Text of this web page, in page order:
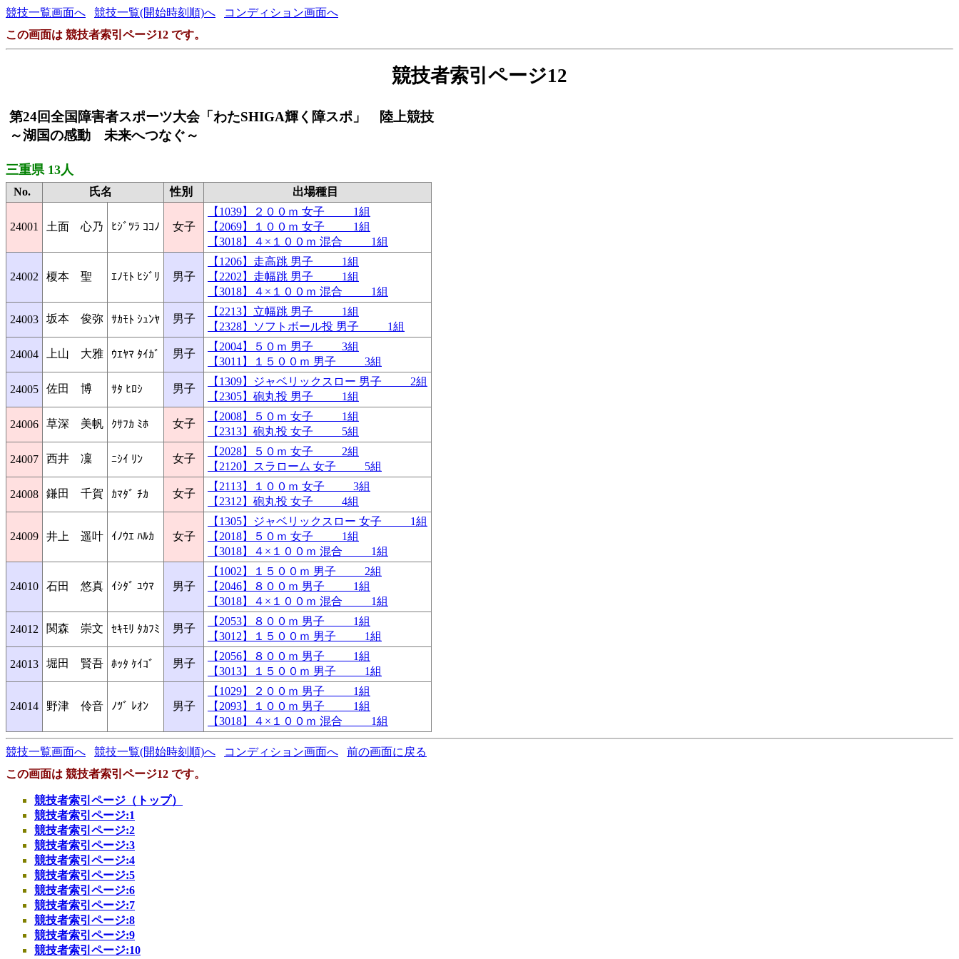
競技一覧画面へ 競技一覧(開始時刻順)へ
コンディション画面へ
この画面は 競技者索引ページ12 です。
競技者索引ページ12
第24回全国障害者スポーツ大会「わたSHIGA輝く障スポ」 陸上競技
～湖国の感動 未来へつなぐ～
三重県 13人
No. 氏名 性別 出場種目
24001 土面 心乃 ﾋｼﾞﾂﾗ ｺｺﾉ 女子
【1039】２００ｍ 女子 1組
【2069】１００ｍ 女子 1組
【3018】４×１００ｍ 混合 1組
24002 榎本 聖 ｴﾉﾓﾄ ﾋｼﾞﾘ 男子
【1206】走高跳 男子 1組
【2202】走幅跳 男子 1組
【3018】４×１００ｍ 混合 1組
24003 坂本 俊弥 ｻｶﾓﾄ ｼｭﾝﾔ 男子
【2213】立幅跳 男子 1組
【2328】ソフトボール投 男子 1組
24004 上山 大雅 ｳｴﾔﾏ ﾀｲｶﾞ 男子
【2004】５０ｍ 男子 3組
【3011】１５００ｍ 男子 3組
24005 佐田 博 ｻﾀ ﾋﾛｼ 男子
【1309】ジャベリックスロー 男子 2組
【2305】砲丸投 男子 1組
24006 草深 美帆 ｸｻﾌｶ ﾐﾎ 女子
【2008】５０ｍ 女子 1組
【2313】砲丸投 女子 5組
24007 西井 凜 ﾆｼｲ ﾘﾝ 女子
【2028】５０ｍ 女子 2組
【2120】スラローム 女子 5組
24008 鎌田 千賀 ｶﾏﾀﾞ ﾁｶ 女子
【2113】１００ｍ 女子 3組
【2312】砲丸投 女子 4組
24009 井上 遥叶 ｲﾉｳｴ ﾊﾙｶ 女子
【1305】ジャベリックスロー 女子 1組
【2018】５０ｍ 女子 1組
【3018】４×１００ｍ 混合 1組
24010 石田 悠真 ｲｼﾀﾞ ﾕｳﾏ 男子
【1002】１５００ｍ 男子 2組
【2046】８００ｍ 男子 1組
【3018】４×１００ｍ 混合 1組
24012 関森 崇文 ｾｷﾓﾘ ﾀｶﾌﾐ 男子
【2053】８００ｍ 男子 1組
【3012】１５００ｍ 男子 1組
24013 堀田 賢吾 ﾎｯﾀ ｹｲｺﾞ 男子
【2056】８００ｍ 男子 1組
【3013】１５００ｍ 男子 1組
24014 野津 伶音 ﾉﾂﾞ ﾚｵﾝ 男子
【1029】２００ｍ 男子 1組
【2093】１００ｍ 男子 1組
【3018】４×１００ｍ 混合 1組
競技一覧画面へ 競技一覧(開始時刻順)へ コンディション画面へ
前の画面に戻る
この画面は 競技者索引ページ12 です。
競技者索引ページ（トップ）
競技者索引ページ:1
競技者索引ページ:2
競技者索引ページ:3
競技者索引ページ:4
競技者索引ページ:5
競技者索引ページ:6
競技者索引ページ:7
競技者索引ページ:8
競技者索引ページ:9
競技者索引ページ:10